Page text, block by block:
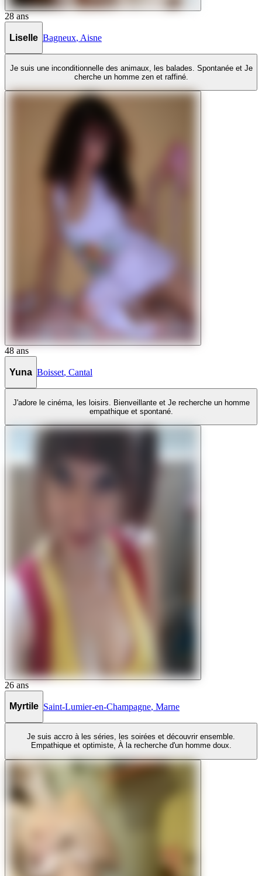
28 ans
Liselle Bagneux, Aisne
Je suis une inconditionnelle des animaux, les balades. Spontanée et Je
cherche un homme zen et raffiné.
48 ans
Yuna Boisset, Cantal
J'adore le cinéma, les loisirs. Bienveillante et Je recherche un homme
empathique et spontané.
26 ans
Myrtile Saint-Lumier-en-Champagne, Marne
Je suis accro à les séries, les soirées et découvrir ensemble.
Empathique et optimiste, À la recherche d'un homme doux.